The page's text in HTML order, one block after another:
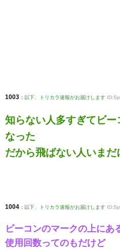
1003 : 以下、トリカラ速報がお届けします
知らない人多すぎてビー
なった
だから飛ばない人いまだ
1004 : 以下、トリカラ速報がお届けします
ビーコンのマークの上にあ
使用回数ってのもだけど